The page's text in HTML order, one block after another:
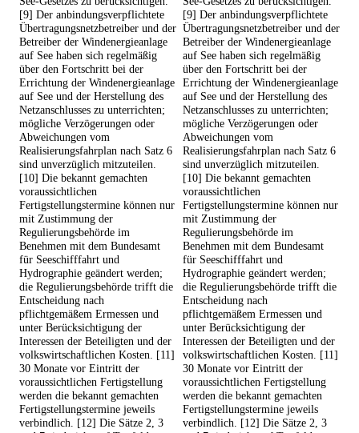
[9] Der anbindungsverpflichtete
Übertragungsnetzbetreiber und der
Betreiber der Windenergieanlage
auf See haben sich regelmäßig
über den Fortschritt bei der
Errichtung der Windenergieanlage
auf See und der Herstellung des
Netzanschlusses zu unterrichten;
mögliche Verzögerungen oder
Abweichungen vom
Realisierungsfahrplan nach Satz 6
sind unverzüglich mitzuteilen.
[10] Die bekannt gemachten
voraussichtlichen
Fertigstellungstermine können nur
mit Zustimmung der
Regulierungsbehörde im
Benehmen mit dem Bundesamt
für Seeschifffahrt und
Hydrographie geändert werden;
die Regulierungsbehörde trifft die
Entscheidung nach
pflichtgemäßem Ermessen und
unter Berücksichtigung der
Interessen der Beteiligten und der
volkswirtschaftlichen Kosten. [11]
30 Monate vor Eintritt der
voraussichtlichen Fertigstellung
werden die bekannt gemachten
Fertigstellungstermine jeweils
verbindlich. [12] Die Sätze 2, 3
[9] Der anbindungsverpflichtete
Übertragungsnetzbetreiber und der
Betreiber der Windenergieanlage
auf See haben sich regelmäßig
über den Fortschritt bei der
Errichtung der Windenergieanlage
auf See und der Herstellung des
Netzanschlusses zu unterrichten;
mögliche Verzögerungen oder
Abweichungen vom
Realisierungsfahrplan nach Satz 6
sind unverzüglich mitzuteilen.
[10] Die bekannt gemachten
voraussichtlichen
Fertigstellungstermine können nur
mit Zustimmung der
Regulierungsbehörde im
Benehmen mit dem Bundesamt
für Seeschifffahrt und
Hydrographie geändert werden;
die Regulierungsbehörde trifft die
Entscheidung nach
pflichtgemäßem Ermessen und
unter Berücksichtigung der
Interessen der Beteiligten und der
volkswirtschaftlichen Kosten. [11]
30 Monate vor Eintritt der
voraussichtlichen Fertigstellung
werden die bekannt gemachten
Fertigstellungstermine jeweils
verbindlich. [12] Die Sätze 2, 3